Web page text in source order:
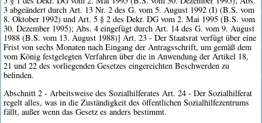
3 abgeändert durch Art. 13 Nr. 2 des G. vom 5. August 1992 (I) (B.S. vom
8. Oktober 1992) und Art. 5 § 2 des Dekr. DG vom 2. Mai 1995 (B.S. vom
30. Dezember 1995); Abs. 4 eingefügt durch Art. 14 des G. vom 9. August
1988 (B.S. vom 13. August 1988)] Art. 23 - Der Staatsrat verfügt über eine
Frist von sechs Monaten nach Eingang der Antragsschrift, um gemäß dem
vom König festgelegten Verfahren über die in Anwendung der Artikel 18,
21 und 22 des vorliegenden Gesetzes eingereichten Beschwerden zu
befinden.
Abschnitt 2 - Arbeitsweise des Sozialhilferates Art. 24 - Der Sozialhilferat
regelt alles, was in die Zuständigkeit des öffentlichen Sozialhilfezentrums
fällt, außer wenn das Gesetz es anders bestimmt.